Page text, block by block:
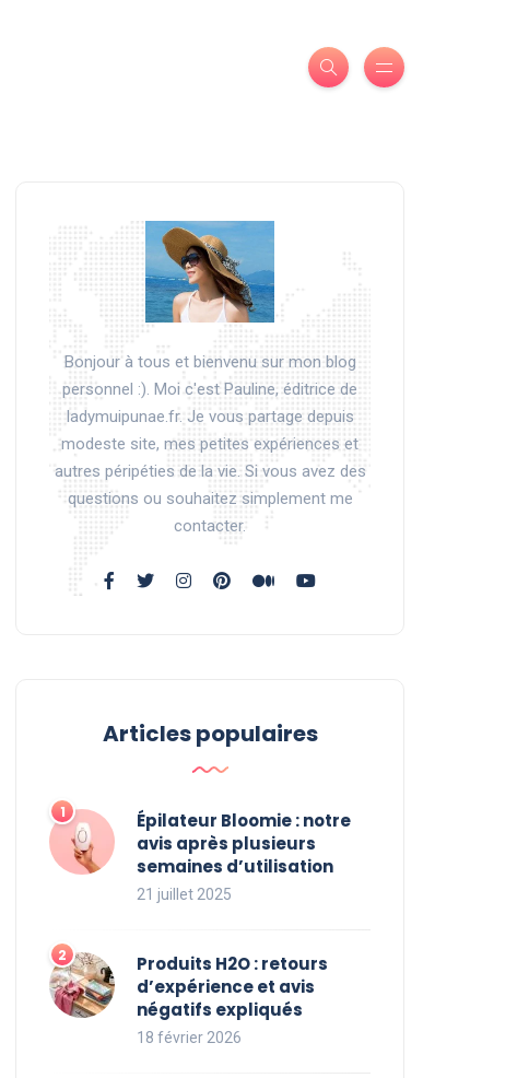
Bonjour à tous et bienvenu sur mon blog
personnel :). Moi c'est Pauline, éditrice de
ladymuipunae.fr. Je vous partage depuis
modeste site, mes petites expériences et
autres péripéties de la vie. Si vous avez des
questions ou souhaitez simplement me
contacter.
Articles populaires
Épilateur Bloomie : notre
avis après plusieurs
semaines d’utilisation
21 juillet 2025
Produits H2O : retours
d’expérience et avis
négatifs expliqués
18 février 2026